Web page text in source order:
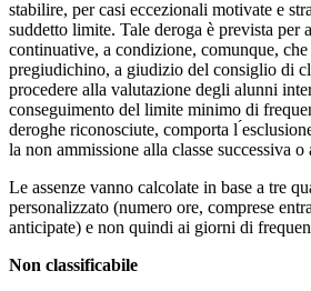
stabilire, per casi eccezionali motivate e
suddetto limite. Tale deroga è prevista per
continuative, a condizione, comunque, che
pregiudichino, a giudizio del consiglio di
procedere alla valutazione degli alunni
conseguimento del limite minimo di
deroghe riconosciute, comporta l
la non ammissione alla classe successiva
Le assenze vanno calcolate in base a tre
personalizzato (numero ore, comprese
anticipate) e non quindi ai giorni di
Non classificabile